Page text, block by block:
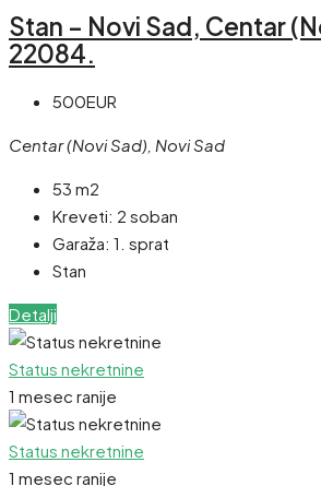
Stan – Novi Sad, Centar
22084.
500EUR
Centar (Novi Sad), Novi Sad
53 m2
Kreveti: 2 soban
Garaža: 1. sprat
Stan
Detalji
Status nekretnine
1 mesec ranije
Status nekretnine
1 mesec ranije